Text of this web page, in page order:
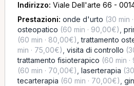
Indirizzo: Viale Dell'arte 66 -
Prestazioni: onde d'urto (30 min
osteopatico (60 min · 90,00€)
(60 min · 80,00€) ,trattamento
min · 75,00€) visita di controllo
trattamento fisioterapico (60 min
(60 min · 70,00€) laserterapia
tecarterapia (60 min · 70,00€)